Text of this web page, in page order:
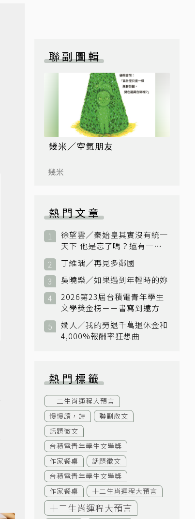
聯副圖輯
幾米／空氣朋友
幾米
熱門文章
徐望雲／秦始皇其實沒有統一
天下 他是忘了嗎？還有一個
小國：衛國
丁維瑀／再見多鄰國
吳曉樂／如果遇到年輕時的妳
2026第23屆台積電青年學生
文學獎金榜－－書寫到遠方
嫺人／我的勞退千萬退休金和
4,000%報酬率狂想曲
熱門標籤
十二生肖運程大預言
慢慢讀，詩
聯副散文
話題徵文
台積電青年學生文學獎
作家餐桌
話題徵文
台積電青年學生文學獎
作家餐桌
十二生肖運程大預言
十二生肖運程大預言